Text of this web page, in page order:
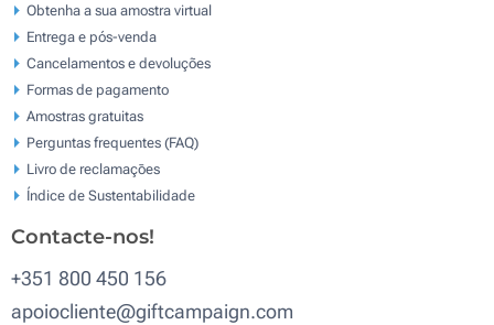
Obtenha a sua amostra virtual
Entrega e pós-venda
Cancelamentos e devoluções
Formas de pagamento
Amostras gratuitas
Perguntas frequentes (FAQ)
Livro de reclamaçōes
Índice de Sustentabilidade
Contacte-nos!
+351 800 450 156
apoiocliente@giftcampaign.com